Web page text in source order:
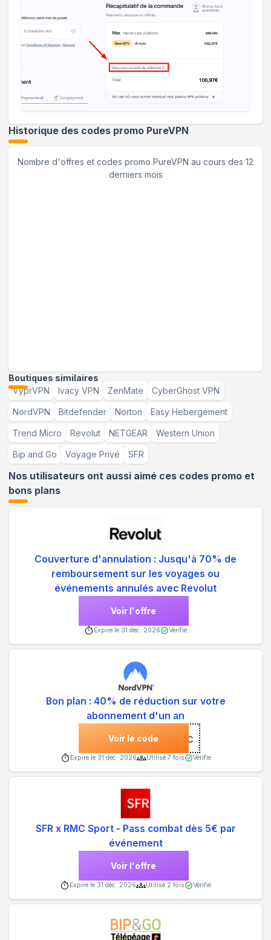
Historique des codes promo PureVPN
Nombre d'offres et codes promo PureVPN au cours des 12
derniers mois
Boutiques similaires
VyprVPN
Ivacy VPN ZenMate CyberGhost VPN
NordVPN Bitdefender Norton Easy Hebergement
Trend Micro Revolut NETGEAR Western Union
Bip and Go Voyage Privé SFR
Nos utilisateurs ont aussi aimé ces codes promo et
bons plans
Couverture d'annulation : Jusqu'à 70% de
remboursement sur les voyages ou
événements annulés avec Revolut
Voir l'offre
Expire le 31 déc. 2026 Vérifié
Bon plan : 40% de réduction sur votre
abonnement d'un an
Voir le code ***UC
Expire le 31 déc. 2026 Utilisé 7 fois Vérifié
SFR x RMC Sport - Pass combat dès 5€ par
événement
Voir l'offre
Expire le 31 déc. 2026 Utilisé 2 fois Vérifié